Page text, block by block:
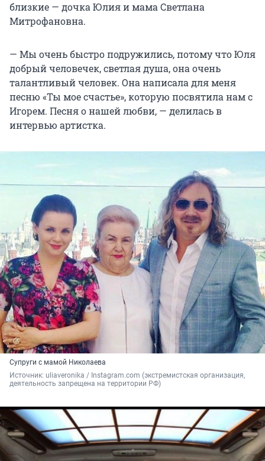
близкие — дочка Юлия и мама Светлана
Митрофановна.
— Мы очень быстро подружились, потому что Юля
добрый человечек, светлая душа, она очень
талантливый человек. Она написала для меня
песню «Ты мое счастье», которую посвятила нам с
Игорем. Песня о нашей любви, — делилась в
интервью артистка.
Супруги с мамой Николаева
Источник: uliaveronika / Instagram.com (экстремистская организация,
деятельность запрещена на территории РФ)